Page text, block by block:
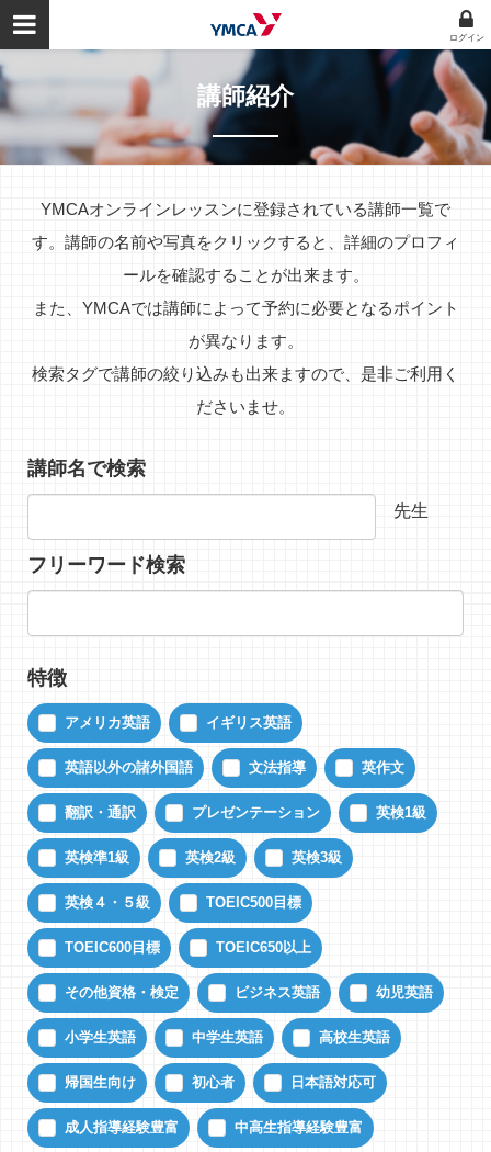
ログイン
講師紹介
YMCAオンラインレッスンに登録されている講師一覧で
す。講師の名前や写真をクリックすると、詳細のプロフィ
ールを確認することが出来ます。
また、YMCAでは講師によって予約に必要となるポイント
が異なります。
検索タグで講師の絞り込みも出来ますので、是非ご利用く
ださいませ。
講師名で検索
先生
フリーワード検索
特徴
アメリカ英語 イギリス英語
英語以外の諸外国語 文法指導 英作文
翻訳・通訳 プレゼンテーション 英検1級
英検準1級 英検2級 英検3級
英検４・５級 TOEIC500目標
TOEIC600目標 TOEIC650以上
その他資格・検定 ビジネス英語 幼児英語
小学生英語 中学生英語 高校生英語
帰国生向け 初心者 日本語対応可
成人指導経験豊富 中高生指導経験豊富